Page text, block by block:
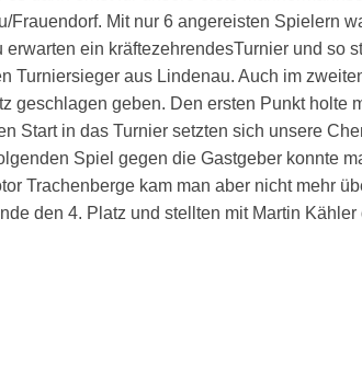
Frauendorf. Mit nur 6 angereisten Spielern
ein kräftezehrendesTurnier und so
Turniersieger aus Lindenau. Auch im
geschlagen geben. Den ersten Punkt holte
Start in das Turnier setzten sich unsere
Spiel gegen die Gastgeber konnte
Trachenberge kam man aber nicht mehr
den 4. Platz und stellten mit Martin